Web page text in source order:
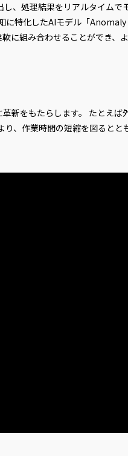
、処理結果をリアルタイム
特化したAIモデル「
組み合わせることができ、
新をもたらします。 たとえ
、作業時間の短縮を図ると